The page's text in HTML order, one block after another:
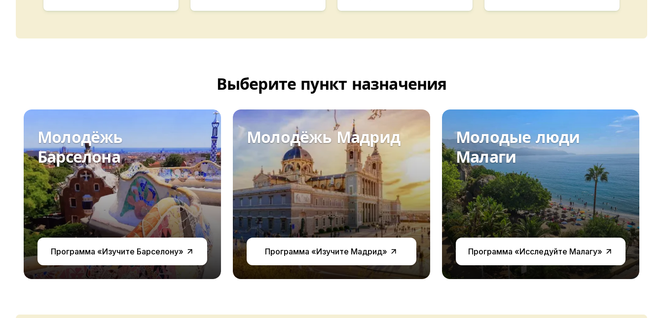
Подготовка к экзамену SIELE
Молодые люди
Коста-Рика
Летний лагерь
Программы по возрасту
Летние лагеря (12-17 лет)
Барселона
Мадрид
Малага
Коста-Рика
Барселона
Мадрид
Малага
Выберите пункт назначения
Молодёжь
Барселона
Программа «Изучите Барселону»
Молодёжь Мадрид
Программа «Изучите Мадрид»
Молодые люди
Малаги
Программа «Исследуйте Малагу»